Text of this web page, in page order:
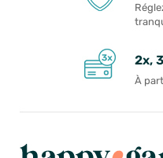
2x,
À